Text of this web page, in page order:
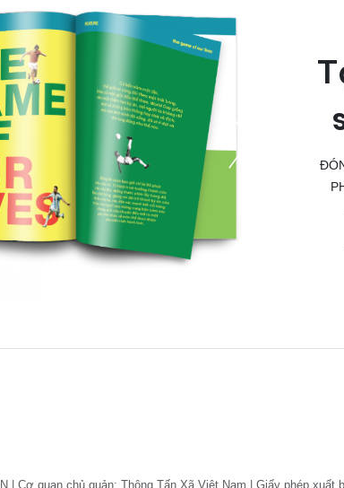
Cơ quan chủ quản: Thông Tấn Xã Việt Nam | Giấy phép xuất